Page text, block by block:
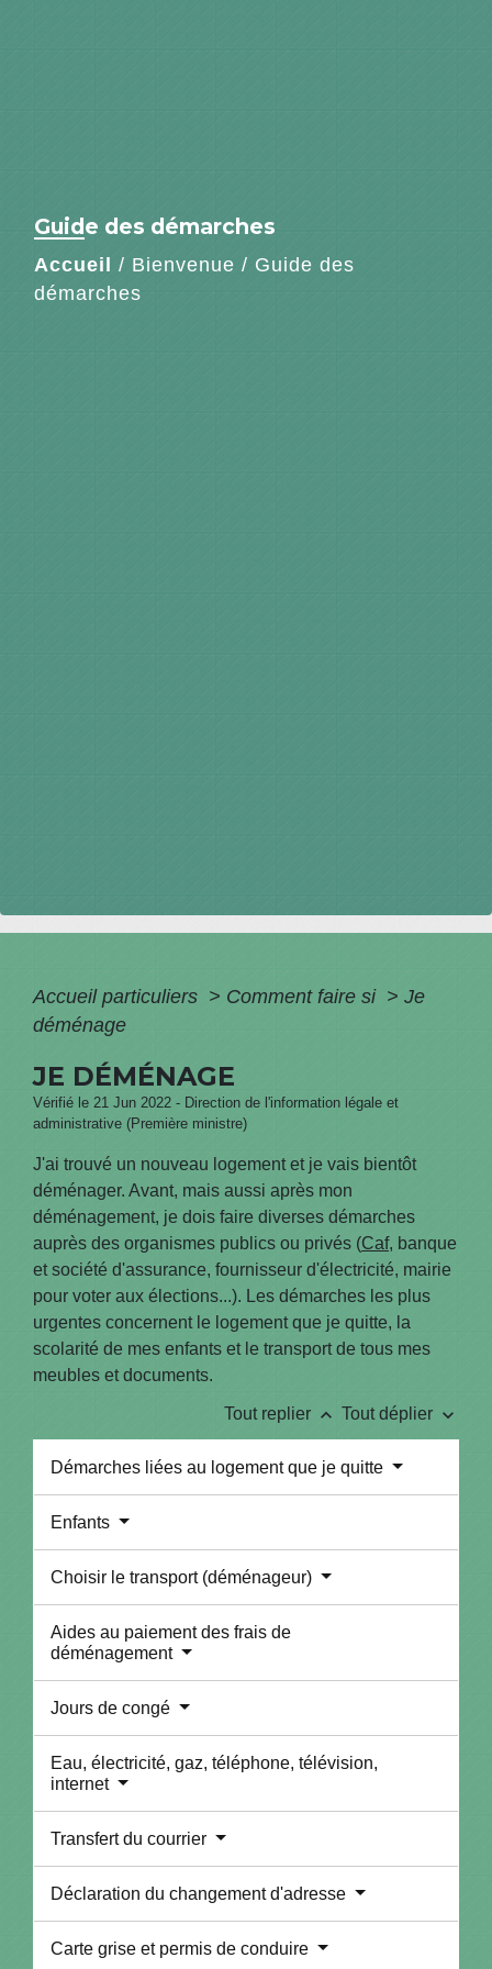
Guide des démarches
Accueil / Bienvenue / Guide des
démarches
Accueil particuliers > Comment faire si > Je
déménage
JE DÉMÉNAGE
Vérifié le 21 Jun 2022 - Direction de l'information légale et
administrative (Première ministre)
J'ai trouvé un nouveau logement et je vais bientôt
déménager. Avant, mais aussi après mon
déménagement, je dois faire diverses démarches
auprès des organismes publics ou privés (Caf, banque
et société d'assurance, fournisseur d'électricité, mairie
pour voter aux élections...). Les démarches les plus
urgentes concernent le logement que je quitte, la
scolarité de mes enfants et le transport de tous mes
meubles et documents.
Tout replier keyboard_arrow_up Tout déplier keyboard_arrow_down
Démarches liées au logement que je quitte
Enfants
Choisir le transport (déménageur)
Aides au paiement des frais de
déménagement
Jours de congé
Eau, électricité, gaz, téléphone, télévision,
internet
Transfert du courrier
Déclaration du changement d'adresse
Carte grise et permis de conduire